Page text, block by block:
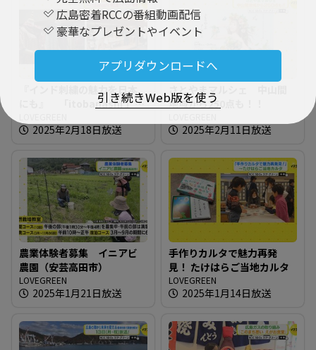
広島密着RCCの番組動画配信
豪華なプレゼントやイベント
アプリダウンロードへ
引き続きWeb版を使う
『インド刺繍の魅力を日本
にも』 「itobanashi 」東
2025年2月18日放送
さとやまマルシェ 中山間
地域から250点も！！
2025年2月11日放送
農業体験者募集 イニアビ
農園（安芸高田市）
LOVEGREEN
2025年1月21日放送
手作りカルタで魅力再発
見！ たけはらご当地カルタ
LOVEGREEN
2025年1月14日放送